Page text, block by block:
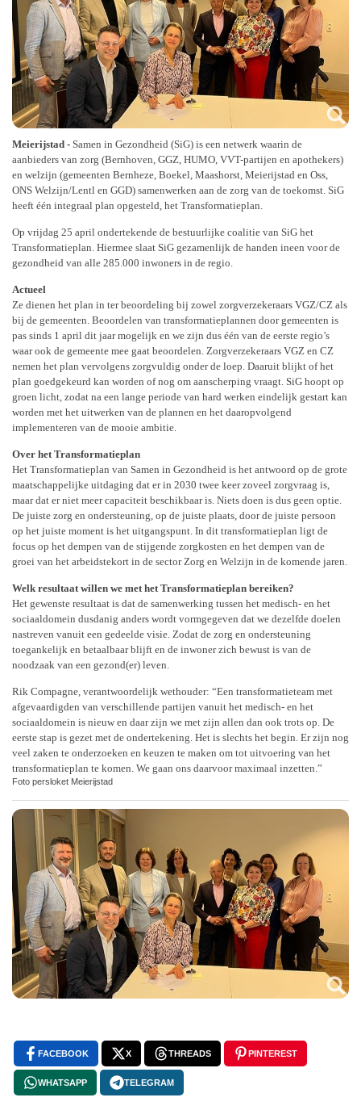
Meierijstad - Samen in Gezondheid (SiG) is een netwerk waarin de
aanbieders van zorg (Bernhoven, GGZ, HUMO, VVT-partijen en apothekers)
en welzijn (gemeenten Bernheze, Boekel, Maashorst, Meierijstad en Oss,
ONS Welzijn/Lentl en GGD) samenwerken aan de zorg van de toekomst. SiG
heeft één integraal plan opgesteld, het Transformatieplan.
Op vrijdag 25 april ondertekende de bestuurlijke coalitie van SiG het
Transformatieplan. Hiermee slaat SiG gezamenlijk de handen ineen voor de
gezondheid van alle 285.000 inwoners in de regio.
Actueel
Ze dienen het plan in ter beoordeling bij zowel zorgverzekeraars VGZ/CZ als
bij de gemeenten. Beoordelen van transformatieplannen door gemeenten is
pas sinds 1 april dit jaar mogelijk en we zijn dus één van de eerste regio’s
waar ook de gemeente mee gaat beoordelen. Zorgverzekeraars VGZ en CZ
nemen het plan vervolgens zorgvuldig onder de loep. Daaruit blijkt of het
plan goedgekeurd kan worden of nog om aanscherping vraagt. SiG hoopt op
groen licht, zodat na een lange periode van hard werken eindelijk gestart kan
worden met het uitwerken van de plannen en het daaropvolgend
implementeren van de mooie ambitie.
Over het Transformatieplan
Het Transformatieplan van Samen in Gezondheid is het antwoord op de grote
maatschappelijke uitdaging dat er in 2030 twee keer zoveel zorgvraag is,
maar dat er niet meer capaciteit beschikbaar is. Niets doen is dus geen optie.
De juiste zorg en ondersteuning, op de juiste plaats, door de juiste persoon
op het juiste moment is het uitgangspunt. In dit transformatieplan ligt de
focus op het dempen van de stijgende zorgkosten en het dempen van de
groei van het arbeidstekort in de sector Zorg en Welzijn in de komende jaren.
Welk resultaat willen we met het Transformatieplan bereiken?
Het gewenste resultaat is dat de samenwerking tussen het medisch- en het
sociaaldomein dusdanig anders wordt vormgegeven dat we dezelfde doelen
nastreven vanuit een gedeelde visie. Zodat de zorg en ondersteuning
toegankelijk en betaalbaar blijft en de inwoner zich bewust is van de
noodzaak van een gezond(er) leven.
Rik Compagne, verantwoordelijk wethouder: “Een transformatieteam met
afgevaardigden van verschillende partijen vanuit het medisch- en het
sociaaldomein is nieuw en daar zijn we met zijn allen dan ook trots op. De
eerste stap is gezet met de ondertekening. Het is slechts het begin. Er zijn nog
veel zaken te onderzoeken en keuzen te maken om tot uitvoering van het
transformatieplan te komen. We gaan ons daarvoor maximaal inzetten.”
Foto persloket Meierijstad
FACEBOOK X THREADS PINTEREST
WHATSAPP TELEGRAM